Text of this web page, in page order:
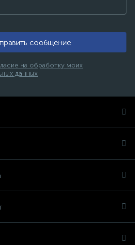
сообщение
на обработку моих
данных